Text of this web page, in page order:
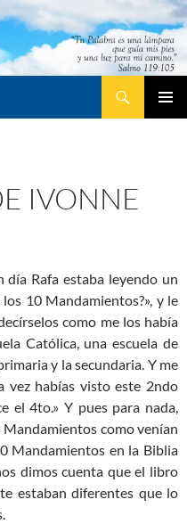
IVONNE
día Rafa estaba leyendo un
10 Mandamientos?», y le
como me los había
Católica, una escuela de
y la secundaria. Y me
vez habías visto este 2ndo
el 4to.» Y pues para nada,
Mandamientos como venían
Mandamientos en la Biblia
dimos cuenta que el libro
estaban diferentes que lo